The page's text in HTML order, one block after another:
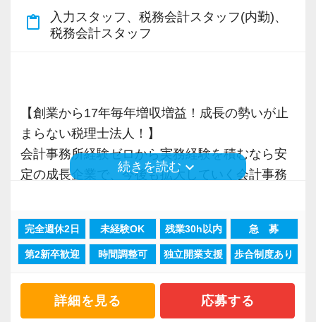
▽ステップ2(2ヶ月目〜)
ッフがサポートしますので、安心して税務・会
計の業務を一通り覚えられます！
▽ステップ3(4ヶ月目〜)
って頂きます。決算書が出来ましたら、先輩ス
タッフ・オフィス責任者からのチェックと国税
OBのダブルチェックがあります。
当社ならではの「仕事のステップ」を踏みなが
ら実務を経験することで、半年もすればある程
今後もお客様に満足していただけるようにスキ
ルの向上を目指し、税務のプロとして高い信頼
の道を私たちと一緒に歩んでみませんか？
【現在のスタッフの6割が業界未経験者！異業種
からの転職も大歓迎！専門用語を一から教えま
で、育成には多くの実績と自信があります。
安心してこの業界に飛び込んできてください！
入社後はOJTとOFF-JTを並行してマンツーマン
で指導します。
で、税務調査にも精通しています。
そのため、全拠点でスタッフの増員に力を入れ
ており、さらなるサービス品質の向上を目指し
ています。
取得しました。
「職場環境改善宣言企業」と「経営労務診断実
い環境づくりを積極的に推進していきます。
長く安心して働ける環境を用意してお待ちして
content_paste
入力スタッフ、税務会計スタッフ(内勤)、
税務会計スタッフ
【創業から17年毎年増収増益！成長の勢いが止
まらない税理士法人！】
会計事務所経験ゼロから実務経験を積むなら安
定の成長企業で、今後も拡大していく会計事務
現在当社では「渋谷」「新宿」「錦糸町」
「柏」「横浜」「大阪」の６拠点を展開してい
2021年6月に「渋谷オフィス」を新設し、その
後「新宿オフィス」「大阪オフィス」「錦糸町
続きを読む keyboard_arrow_down
完全週休2日 未経験OK 残業30h以内 急 募
第2新卒歓迎 時間調整可 独立開業支援 歩合制度あり
詳細を見る 応募する